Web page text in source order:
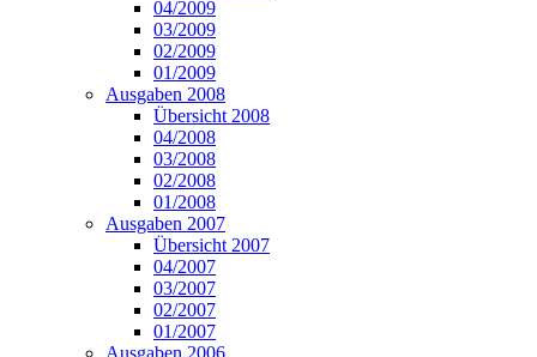
04/2009
03/2009
02/2009
01/2009
Ausgaben 2008
Übersicht 2008
04/2008
03/2008
02/2008
01/2008
Ausgaben 2007
Übersicht 2007
04/2007
03/2007
02/2007
01/2007
Ausgaben 2006